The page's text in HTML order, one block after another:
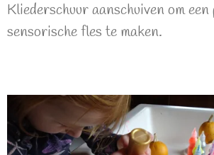
Kliederschuur aanschuiven om
sensorische fles te maken.